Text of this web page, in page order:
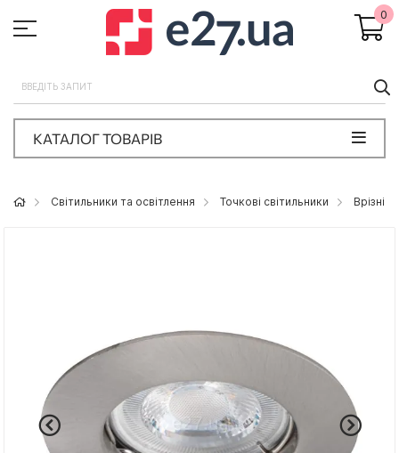
0
КАТАЛОГ ТОВАРІВ
Світильники та освітлення Точкові світильники Врізні